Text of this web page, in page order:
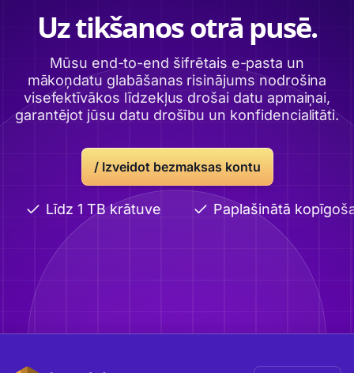
Uz tikšanos otrā pusē.
Mūsu end-to-end šifrētais e-pasta un
mākoņdatu glabāšanas risinājums nodrošina
visefektīvākos līdzekļus drošai datu apmaiņai,
garantējot jūsu datu drošību un konfidencialitāti.
/ Izveidot bezmaksas kontu
Līdz 1 TB krātuve Paplašinātā